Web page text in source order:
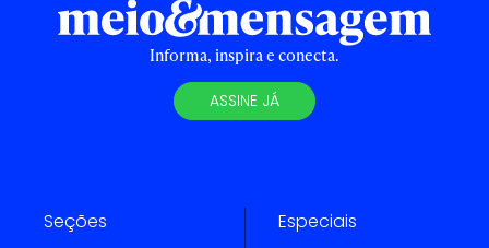
Informa, inspira e conecta.
ASSINE JÁ
Seções Especiais